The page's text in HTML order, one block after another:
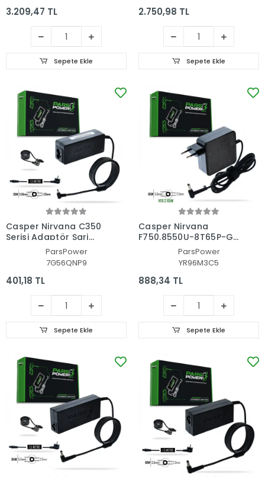
3.209,47 TL
Sepete Ekle
2.750,98 TL
Sepete Ekle
Casper Nirvana C350
Serisi Adaptör Şarj
Aleti-Cihazı (Pars
ParsPower
7G56QNP9
401,18 TL
Sepete Ekle
Casper Nirvana
F750.8550U-8T65P-G-
IF Adaptör Şarj Aleti-
Cihazı (Pars Power)
ParsPower
YR96M3C5
888,34 TL
Sepete Ekle